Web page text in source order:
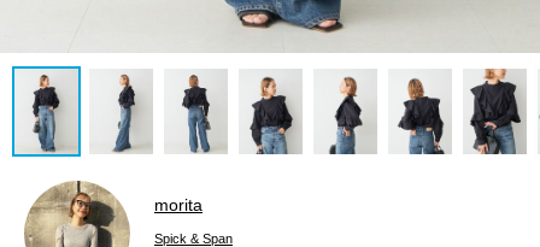
morita
Spick & Span